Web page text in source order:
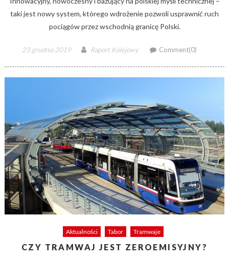
taki jest nowy system, którego wdrożenie pozwoli usprawnić ruch
pociągów przez wschodnią granicę Polski.
Posted
23 grudnia 2019 Author
Raport Kolejowy Comment(0)
Aktualności Tabor Tramwaje
CZY TRAMWAJ JEST ZEROEMISYJNY?